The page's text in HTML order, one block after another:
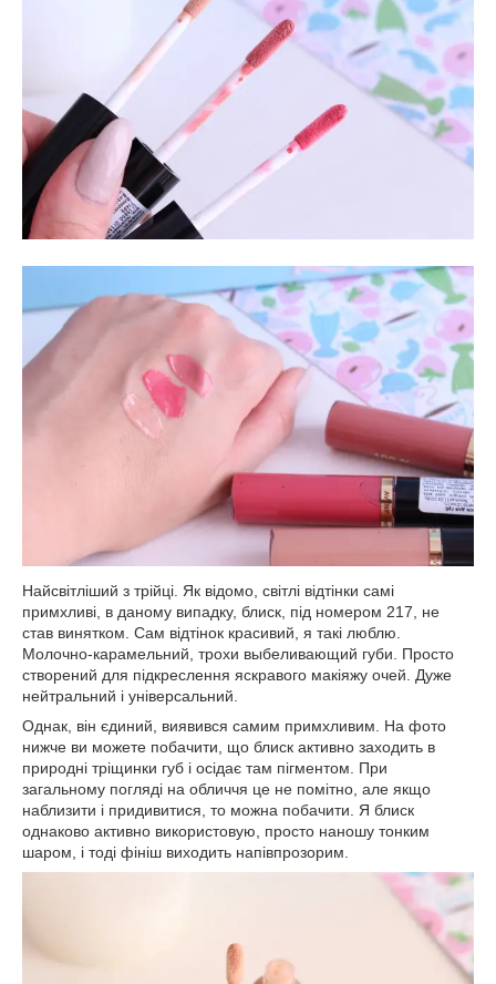
Найсвітліший з трійці. Як відомо, світлі відтінки самі
примхливі, в даному випадку, блиск, під номером 217, не
став винятком. Сам відтінок красивий, я такі люблю.
Молочно-карамельний, трохи выбеливающий губи. Просто
створений для підкреслення яскравого макіяжу очей. Дуже
нейтральний і універсальний.
Однак, він єдиний, виявився самим примхливим. На фото
нижче ви можете побачити, що блиск активно заходить в
природні тріщинки губ і осідає там пігментом. При
загальному погляді на обличчя це не помітно, але якщо
наблизити і придивитися, то можна побачити. Я блиск
однаково активно використовую, просто наношу тонким
шаром, і тоді фініш виходить напівпрозорим.